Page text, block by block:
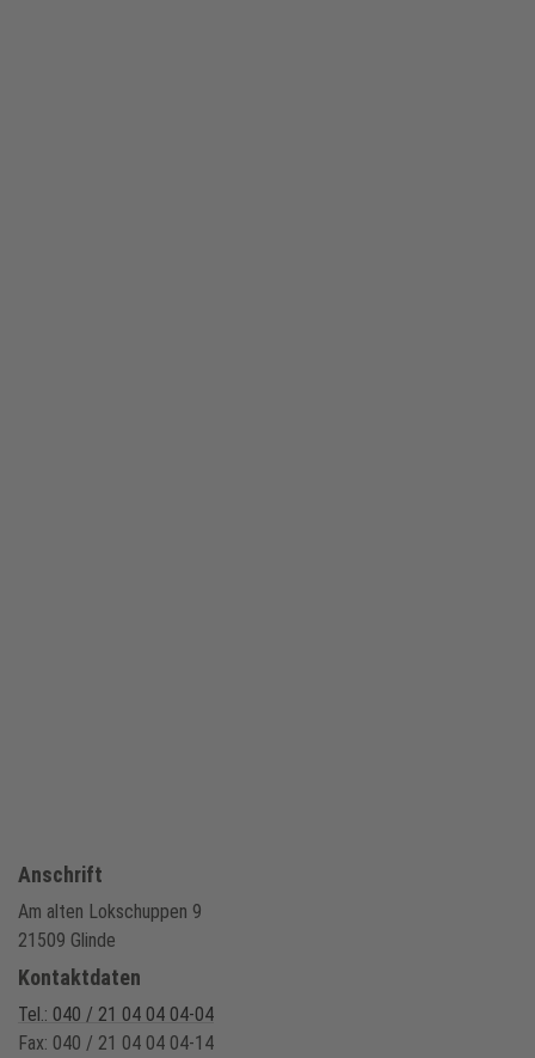
Anschrift
Am alten Lokschuppen 9
21509 Glinde
Kontaktdaten
Tel.: 040 / 21 04 04 04-04
Fax: 040 / 21 04 04 04-14